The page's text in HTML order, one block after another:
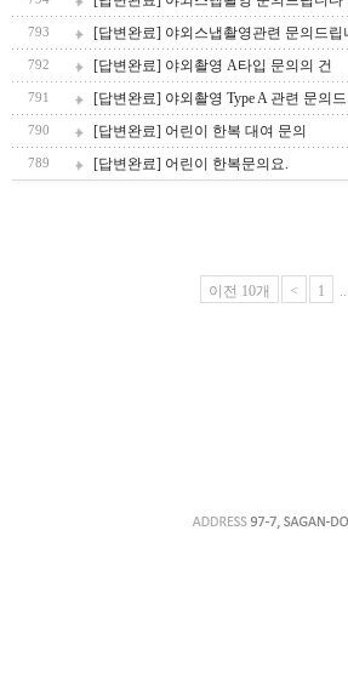
793 [답변완료] 야외스냅촬영관련 문의드립
792 [답변완료] 야외촬영 A타입 문의의 건
791 [답변완료] 야외촬영 Type A 관련 문의
790 [답변완료] 어린이 한복 대여 문의
789 [답변완료] 어린이 한복문의요.
이전 10개 < 1 ...